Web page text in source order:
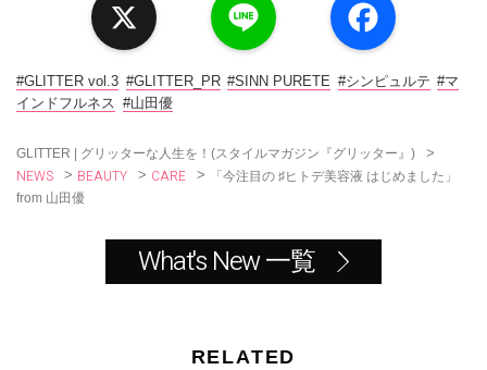
a
c
o
#GLITTER vol.3 #GLITTER_PR #SINN PURETE #シンピュルテ #マ
インドフルネス #山田優
GLITTER | グリッターな人生を！(スタイルマガジン『グリッター』) >
NEWS > BEAUTY > CARE >
「今注目の ♯ヒトデ美容液 はじめました」
from 山田優
What's New 一覧
RELATED